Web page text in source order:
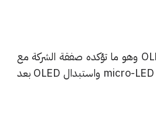
ومن المتوقع أن يمتلك هاتف ايفون 8 القادم هذا العام شاشة من نوع OLED وهو ما تؤكده صفقة الشركة مع
سامسونج لشراء 70 مليون شاشة، ويبدو أن ابل تستعد للانتقال إلى شاشات micro-LED واستبدال OLED بعد